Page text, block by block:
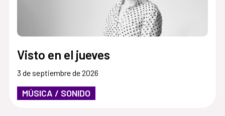
Visto en el jueves
3 de septiembre de 2026
MÚSICA / SONIDO